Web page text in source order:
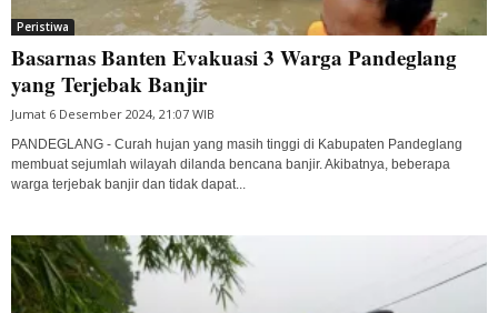
Peristiwa
Basarnas Banten Evakuasi 3 Warga Pandeglang
yang Terjebak Banjir
Jumat 6 Desember 2024, 21:07 WIB
PANDEGLANG - Curah hujan yang masih tinggi di Kabupaten Pandeglang
membuat sejumlah wilayah dilanda bencana banjir. Akibatnya, beberapa
warga terjebak banjir dan tidak dapat...